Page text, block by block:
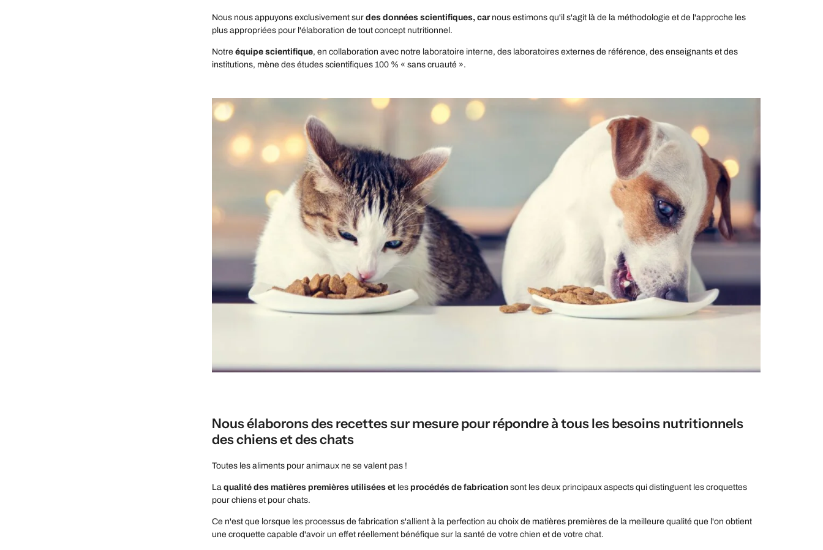
Nous nous appuyons exclusivement sur des données scientifiques, car nous estimons qu'il s'agit là de la méthodologie et de l'approche les
plus appropriées pour l'élaboration de tout concept nutritionnel.
Notre équipe scientifique, en collaboration avec notre laboratoire interne, des laboratoires externes de référence, des enseignants et des
institutions, mène des études scientifiques 100 % « sans cruauté ».
Nous élaborons des recettes sur mesure pour répondre à tous les besoins nutritionnels
des chiens et des chats
Toutes les aliments pour animaux ne se valent pas !
La qualité des matières premières utilisées et les procédés de fabrication sont les deux principaux aspects qui distinguent les croquettes
pour chiens et pour chats.
Ce n'est que lorsque les processus de fabrication s'allient à la perfection au choix de matières premières de la meilleure qualité que l'on obtient
une croquette capable d'avoir un effet réellement bénéfique sur la santé de votre chien et de votre chat.